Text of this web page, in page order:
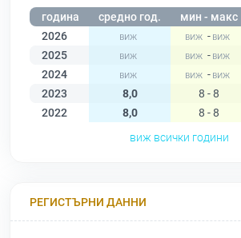
година средно год. мин - макс
2026
-
2025
-
2024
-
2023
8,0 8 - 8
2022
8,0 8 - 8
виж всички години
РЕГИСТЪРНИ ДАННИ